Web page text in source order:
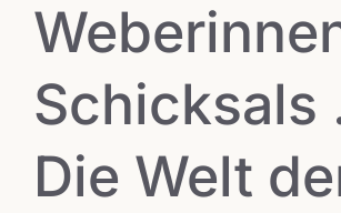
Schicksals
Die Welt